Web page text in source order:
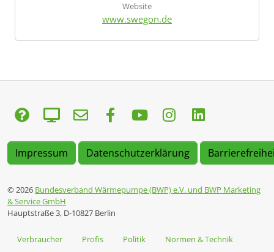
Website
www.swegon.de
Impressum Datenschutzerklärung
© 2026 Bundesverband Wärmepumpe (BWP) e.V. und BWP Marketing
& Service GmbH
Hauptstraße 3, D-10827 Berlin
Verbraucher Profis Politik Normen & Technik